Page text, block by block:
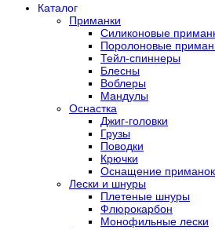
Каталог
Приманки
Силиконовые
Поролоновые
Тейл-спиннеры
Блесны
Воблеры
Мандулы
Оснастка
Джиг-головки
Грузы
Поводки
Крючки
Оснащение приманок
Лески и шнуры
Плетеные шнуры
Флюрокарбон
Монофильные лески